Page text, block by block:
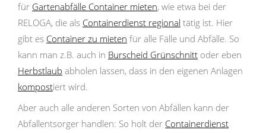
für Gartenabfälle Container mieten, wie etwa bei der
RELOGA, die als Containerdienst regional tätig ist. Hier
gibt es Container zu mieten für alle Fälle und Abfälle. So
kann man z.B. auch in Burscheid Grünschnitt oder eben
Herbstlaub abholen lassen, dass in den eigenen Anlagen
kompostiert wird.
Aber auch alle anderen Sorten von Abfällen kann der
Abfallentsorger handlen: So holt der Containerdienst